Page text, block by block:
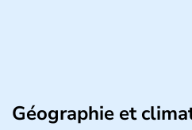
Géographie et